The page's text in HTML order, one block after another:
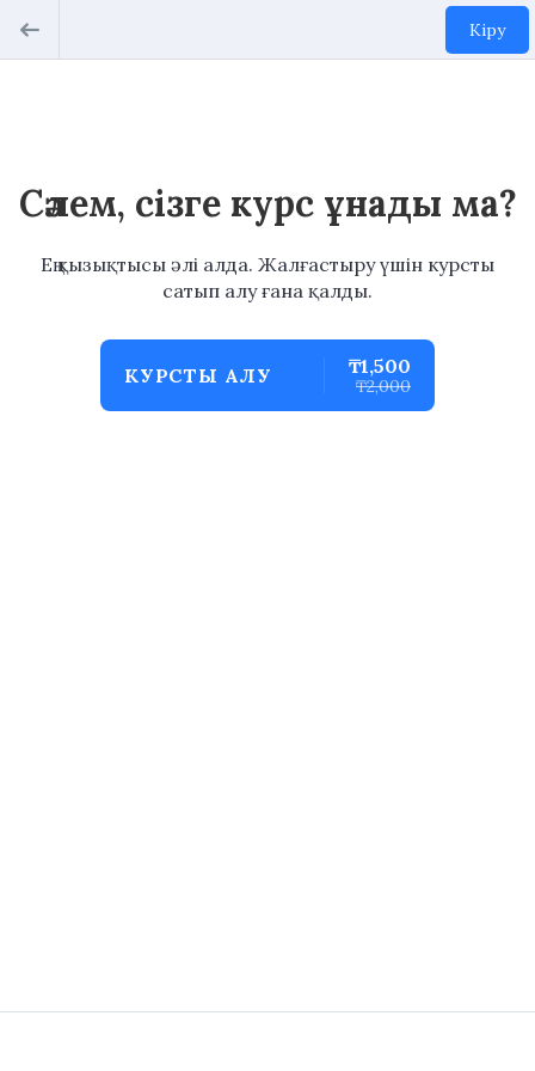
Кіру
Сәлем, сізге курс ұнады ма?
Ең қызықтысы әлі алда. Жалғастыру үшін курсты
сатып алу ғана қалды.
КУРСТЫ АЛУ ₸1,500
₸2,000